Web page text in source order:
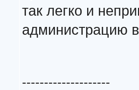
так легко и
администрацию
--------------------